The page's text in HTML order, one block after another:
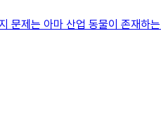
제는 아마 산업 동물이 존재하